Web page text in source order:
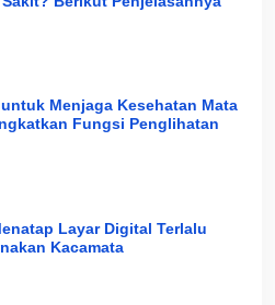
Menjaga Kesehatan Mata
Fungsi Penglihatan
Layar Digital Terlalu
Kacamata